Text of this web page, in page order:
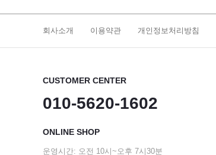
회사소개 이용약관 개인정보처리방침
CUSTOMER CENTER
010-5620-1602
ONLINE SHOP
운영시간: 오전 10시~오후 7시30분